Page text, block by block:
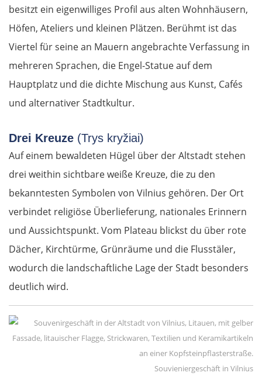
besitzt ein eigenwilliges Profil aus alten Wohnhäusern,
Höfen, Ateliers und kleinen Plätzen. Berühmt ist das
Viertel für seine an Mauern angebrachte Verfassung in
mehreren Sprachen, die Engel-Statue auf dem
Hauptplatz und die dichte Mischung aus Kunst, Cafés
und alternativer Stadtkultur.
Drei Kreuze (Trys kryžiai)
Auf einem bewaldeten Hügel über der Altstadt stehen
drei weithin sichtbare weiße Kreuze, die zu den
bekanntesten Symbolen von Vilnius gehören. Der Ort
verbindet religiöse Überlieferung, nationales Erinnern
und Aussichtspunkt. Vom Plateau blickst du über rote
Dächer, Kirchtürme, Grünräume und die Flusstäler,
wodurch die landschaftliche Lage der Stadt besonders
deutlich wird.
Souvieniergeschäft in Vilnius